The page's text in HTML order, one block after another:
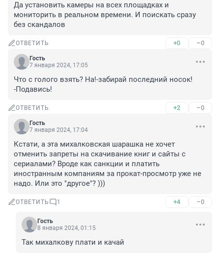
Да установить камеры на всех площадках и
мониторить в реальном времени. И поискать сразу
без скандалов
ОТВЕТИТЬ +0 –0
Гость
7 января 2024, 17:05
Что с голого взять? На!-забирай последний носок!
-Подавись!
ОТВЕТИТЬ +2 –0
Гость
7 января 2024, 17:04
Кстати, а эта михалковская шарашка не хочет
отменить запреты на скачивание книг и сайты с
сериалами? Вроде как санкции и платить
иностранным компаниям за прокат-просмотр уже не
надо. Или это "другое"? )))
ОТВЕТИТЬ 1 +4 –0
Гость
8 января 2024, 01:15
Так михалкову плати и качай